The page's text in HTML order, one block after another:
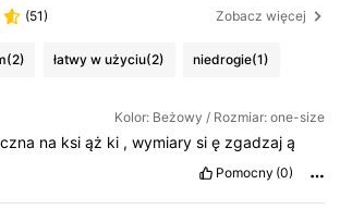
(51) Zobacz więcej
(2) łatwy w użyciu(2) niedrogie(1)
Kolor: Beżowy / Rozmiar: one-size
czna na ksi ąż ki , wymiary si ę zgadzaj ą
Pomocny (0)